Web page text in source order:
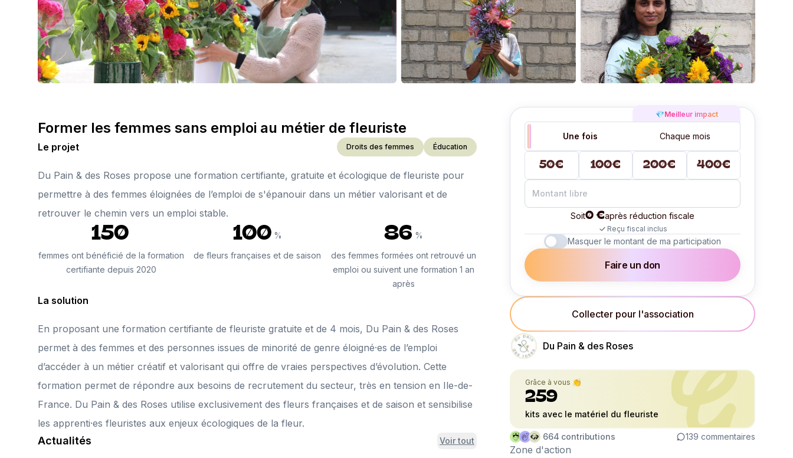
Former les femmes sans emploi au métier de fleuriste
Le projet Droits des femmes Éducation
Du Pain & des Roses propose une formation certifiante, gratuite et écologique de fleuriste pour
permettre à des femmes éloignées de l’emploi de s'épanouir dans un métier valorisant et de
retrouver le chemin vers un emploi stable.
150
femmes ont bénéficié de la formation
certifiante depuis 2020
100 %
de fleurs françaises et de saison
86 %
des femmes formées ont retrouvé un
emploi ou suivent une formation 1 an
après
La solution
En proposant une formation certifiante de fleuriste gratuite et de 4 mois, Du Pain & des Roses
permet à des femmes et des personnes issues de minorité de genre éloigné·es de l’emploi
d’accéder à un métier créatif et valorisant qui offre de vraies perspectives d’évolution. Cette
formation permet de répondre aux besoins de recrutement du secteur, très en tension en Ile-de-
France. Du Pain & des Roses utilise exclusivement des fleurs françaises et de saison et sensibilise
les apprenti·es fleuristes aux enjeux écologiques de la fleur.
Actualités Voir tout
Une fois Chaque mois
💎Meilleur impact
50€ 100€ 200€ 400€
Soit0 €après réduction fiscale
Reçu fiscal inclus
Masquer le montant de ma participation
Faire un don
Collecter pour l'association
Du Pain & des Roses
Grâce à vous 👏
259
kits avec le matériel du fleuriste
664 contributions 139 commentaires
Zone d'action